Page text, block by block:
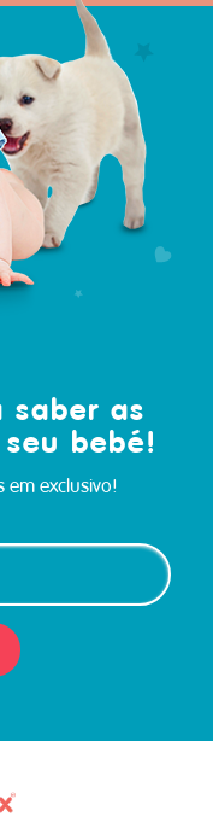
saber as
bebé!
em exclusivo!